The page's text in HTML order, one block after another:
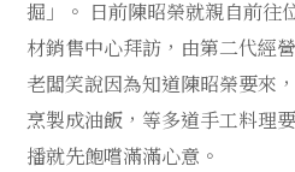
掘」。 日前陳昭榮就親自前往
材銷售中心拜訪，由第二代經
老闆笑說因為知道陳昭榮要來
烹製成油飯，等多道手工料理
播就先飽嚐滿滿心意。